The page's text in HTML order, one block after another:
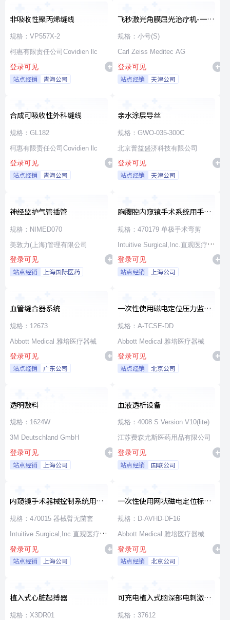
非吸收性聚丙烯缝线
规格：VP557X-2
柯惠有限责任公司Covidien llc
登录可见
站点经销 青海公司
飞秒激光角膜屈光治疗机-一次
性使用无菌治疗包
规格：小号(S)
Carl Zeiss Meditec AG
登录可见
站点经销 天津公司
合成可吸收性外科缝线
规格：GL182
柯惠有限责任公司Covidien llc
登录可见
站点经销 青海公司
亲水涂层导丝
规格：GWO-035-300C
北京普益盛济科技有限公司
登录可见
站点经销 天津公司
神经监护气管插管
规格：NIMED070
美敦力(上海)管理有限公司
登录可见
站点经销 上海国际医药
胸腹腔内窥镜手术系统用手术
器械
规格：470179 单极手术弯剪
Intuitive Surgical,Inc.直观医疗公
司
登录可见
站点经销 上海公司
血管缝合器系统
规格：12673
Abbott Medical 雅培医疗器械
登录可见
站点经销 广东公司
一次性使用磁电定位压力监测
消融导管
规格：A-TCSE-DD
Abbott Medical 雅培医疗器械
登录可见
站点经销 北京公司
透明敷料
规格：1624W
3M Deutschland GmbH
登录可见
站点经销 上海公司
血液透析设备
规格：4008 S Version V10(lite)
江苏费森尤斯医药用品有限公司
登录可见
站点经销 国联公司
内窥镜手术器械控制系统用无
源器械和附件
规格：470015 器械臂无菌套
Intuitive Surgical,Inc.直观医疗公
司
登录可见
站点经销 上海公司
一次性使用网状磁电定位标测
导管
规格：D-AVHD-DF16
Abbott Medical 雅培医疗器械
登录可见
站点经销 北京公司
植入式心脏起搏器
规格：X3DR01
可充电植入式脑深部电刺激脉
冲发生器套件
规格：37612